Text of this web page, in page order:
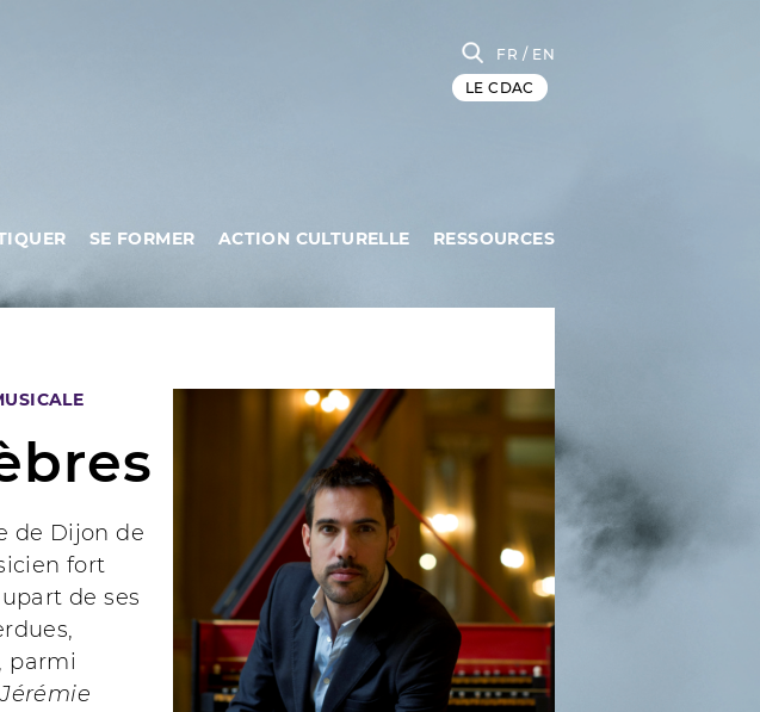
FR / EN
LE CDAC
SE FORMER ACTION CULTURELLE RESSOURCES
de Dijon de
fort
de ses
parmi